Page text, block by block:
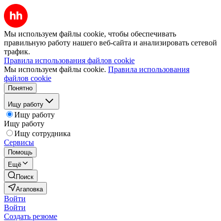
Мы используем файлы cookie, чтобы обеспечивать
правильную работу нашего веб-сайта и анализировать сетевой
трафик.
Правила использования файлов cookie
Мы используем файлы cookie. Правила использования
файлов cookie
Понятно
Ищу работу
Ищу работу
Ищу работу
Ищу сотрудника
Сервисы
Помощь
Ещё
Поиск
Агаповка
Войти
Войти
Создать резюме